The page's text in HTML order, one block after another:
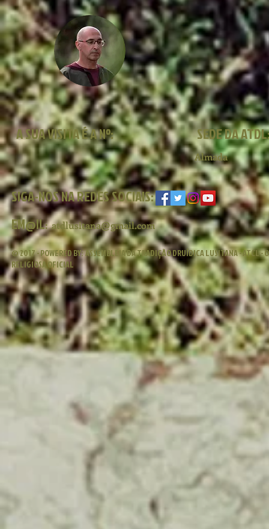
A SUA VISITA É A Nº: SEDE DA
Almada
SIGA-NOS NA REDES SOCIAIS:
EM@IL:atdlusitana@gmail.com
© 2017 - POWERED BY:ASSEMBLEIA DA TRADIÇÃO DRUÍDICA LUSITANA - ATCL -
RELIGIOSA OFICIAL